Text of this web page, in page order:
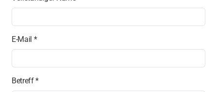
E-Mail *
Betreff *